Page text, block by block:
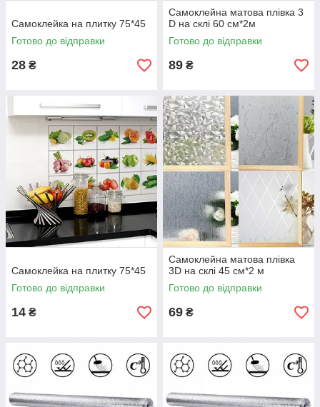
Самоклейка на плитку 75*45
Готово до відправки
28 ₴
Самоклейна матова плівка 3
D на склі 60 см*2м
Готово до відправки
89 ₴
Самоклейка на плитку 75*45
Готово до відправки
14 ₴
Самоклейна матова плівка
3D на склі 45 см*2 м
Готово до відправки
69 ₴